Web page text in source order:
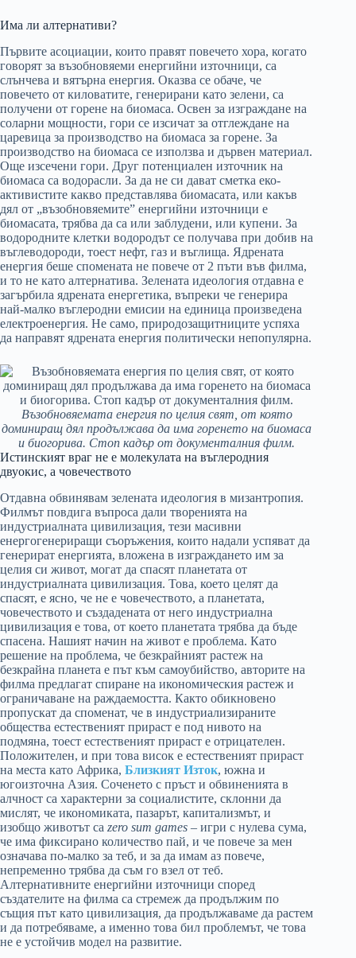
Има ли алтернативи?
Първите асоциации, които правят повечето хора, когато
говорят за възобновяеми енергийни източници, са
слънчева и вятърна енергия. Оказва се обаче, че
повечето от киловатите, генерирани като зелени, са
получени от горене на биомаса. Освен за изграждане на
соларни мощности, гори се изсичат за отглеждане на
царевица за производство на биомаса за горене. За
производство на биомаса се използва и дървен материал.
Още изсечени гори. Друг потенциален източник на
биомаса са водорасли. За да не си дават сметка еко-
активистите какво представлява биомасата, или какъв
дял от „възобновяемите” енергийни източници е
биомасата, трябва да са или заблудени, или купени. За
водородните клетки водородът се получава при добив на
въглеводороди, тоест нефт, газ и въглища. Ядрената
енергия беше спомената не повече от 2 пъти във филма,
и то не като алтернатива. Зелената идеология отдавна е
загърбила ядрената енергетика, въпреки че генерира
най-малко въглеродни емисии на единица произведена
електроенергия. Не само, природозащитниците успяха
да направят ядрената енергия политически непопулярна.
Възобновяемата енергия по целия свят, от която
доминиращ дял продължава да има горенето на биомаса
и биогорива. Стоп кадър от документалния филм.
Истинският враг не е молекулата на въглеродния
двуокис, а човечеството
Отдавна обвинявам зелената идеология в мизантропия.
Филмът повдига въпроса дали творенията на
индустриалната цивилизация, тези масивни
енергогенериращи съоръжения, които надали успяват да
генерират енергията, вложена в изграждането им за
целия си живот, могат да спасят планетата от
индустриалната цивилизация. Това, което целят да
спасят, е ясно, че не е човечеството, а планетата,
човечеството и създадената от него индустриална
цивилизация е това, от което планетата трябва да бъде
спасена. Нашият начин на живот е проблема. Като
решение на проблема, че безкрайният растеж на
безкрайна планета е път към самоубийство, авторите на
филма предлагат спиране на икономическия растеж и
ограничаване на раждаемостта. Както обикновено
пропускат да споменат, че в индустриализираните
общества естественият прираст е под нивото на
подмяна, тоест естественият прираст е отрицателен.
Положителен, и при това висок е естественият прираст
на места като Африка, Близкият Изток, южна и
югоизточна Азия. Соченето с пръст и обвиненията в
алчност са характерни за социалистите, склонни да
мислят, че икономиката, пазарът, капитализмът, и
изобщо животът са zero sum games – игри с нулева сума,
че има фиксирано количество пай, и че повече за мен
означава по-малко за теб, и за да имам аз повече,
непременно трябва да съм го взел от теб.
Алтернативните енергийни източници според
създателите на филма са стремеж да продължим по
същия път като цивилизация, да продължаваме да растем
и да потребяваме, а именно това бил проблемът, че това
не е устойчив модел на развитие.